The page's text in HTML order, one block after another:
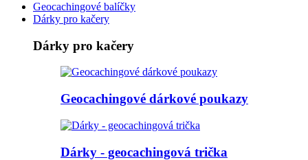
Geocachingové balíčky
Dárky pro kačery
Dárky pro kačery
Geocachingové dárkové poukazy
Dárky - geocachingová trička